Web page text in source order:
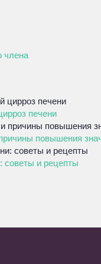
члена
печени
повышения
советы и рецепты